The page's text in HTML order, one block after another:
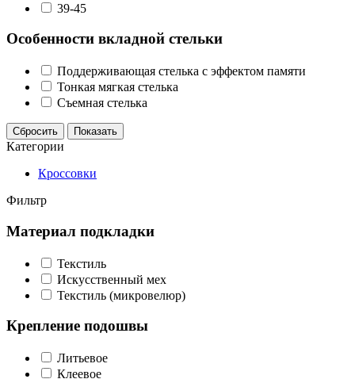
39-45
Особенности вкладной стельки
Поддерживающая стелька с эффектом памяти
Тонкая мягкая стелька
Съемная стелька
Сбросить Показать
Категории
Кроссовки
Фильтр
Материал подкладки
Текстиль
Искусственный мех
Текстиль (микровелюр)
Крепление подошвы
Литьевое
Клеевое